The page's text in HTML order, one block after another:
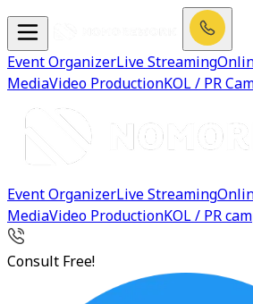
Event OrganizerLive Streaming
MediaVideo ProductionKOL / PR
Event OrganizerLive Streaming
MediaVideo ProductionKOL / PR
Consult Free!